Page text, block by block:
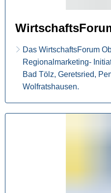
Das WirtschaftsForum
Regionalmarketing-
Bad Tölz, Geretsried,
Wolfratshausen.